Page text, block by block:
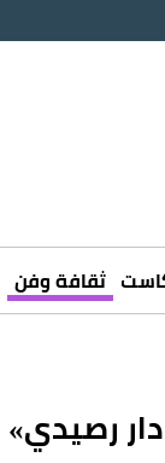
ثقافة وفن
رصيدي»